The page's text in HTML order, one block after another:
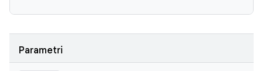
Parametri